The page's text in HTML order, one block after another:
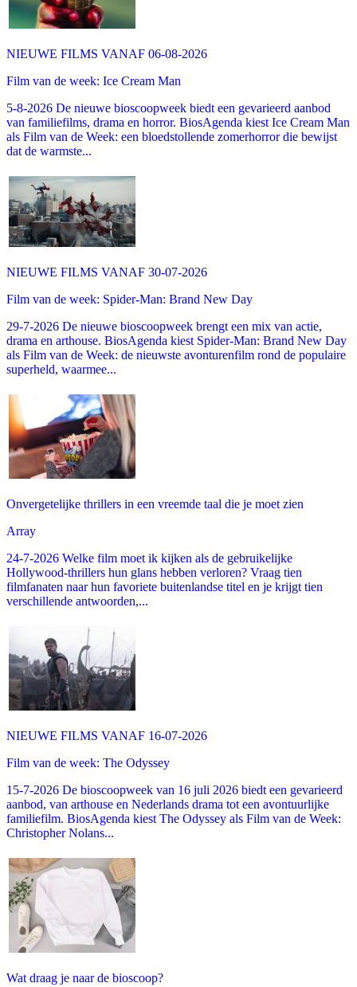
NIEUWE FILMS VANAF 06-08-2026
Film van de week: Ice Cream Man
5-8-2026 De nieuwe bioscoopweek biedt een gevarieerd aanbod
van familiefilms, drama en horror. BiosAgenda kiest Ice Cream Man
als Film van de Week: een bloedstollende zomerhorror die bewijst
dat de warmste...
NIEUWE FILMS VANAF 30-07-2026
Film van de week: Spider-Man: Brand New Day
29-7-2026 De nieuwe bioscoopweek brengt een mix van actie,
drama en arthouse. BiosAgenda kiest Spider-Man: Brand New Day
als Film van de Week: de nieuwste avonturenfilm rond de populaire
superheld, waarmee...
Onvergetelijke thrillers in een vreemde taal die je moet zien
Array
24-7-2026 Welke film moet ik kijken als de gebruikelijke
Hollywood-thrillers hun glans hebben verloren? Vraag tien
filmfanaten naar hun favoriete buitenlandse titel en je krijgt tien
verschillende antwoorden,...
NIEUWE FILMS VANAF 16-07-2026
Film van de week: The Odyssey
15-7-2026 De bioscoopweek van 16 juli 2026 biedt een gevarieerd
aanbod, van arthouse en Nederlands drama tot een avontuurlijke
familiefilm. BiosAgenda kiest The Odyssey als Film van de Week:
Christopher Nolans...
Wat draag je naar de bioscoop?